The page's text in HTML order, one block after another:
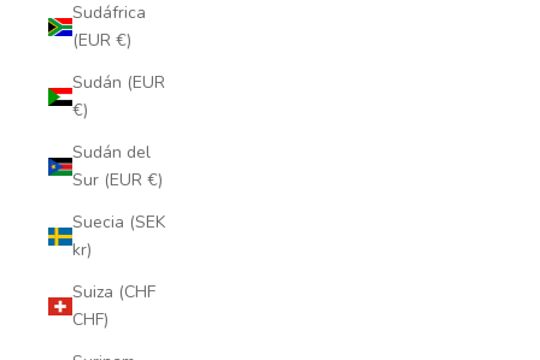
Sudáfrica
(EUR €)
Sudán (EUR
€)
Sudán del
Sur (EUR €)
Suecia (SEK
kr)
Suiza (CHF
CHF)